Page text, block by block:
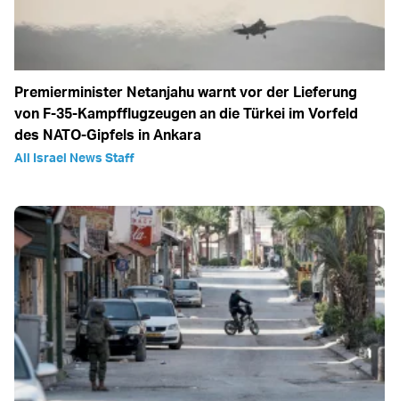
Premierminister Netanjahu warnt vor der Lieferung
von F-35-Kampfflugzeugen an die Türkei im Vorfeld
des NATO-Gipfels in Ankara
All Israel News Staff